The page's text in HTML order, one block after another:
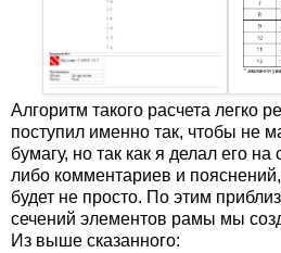
Алгоритм такого расчета легко
поступил именно так, чтобы не
бумагу, но так как я делал его на
либо комментариев и
будет не просто. По этим
сечений элементов рамы мы
Из выше сказанного: